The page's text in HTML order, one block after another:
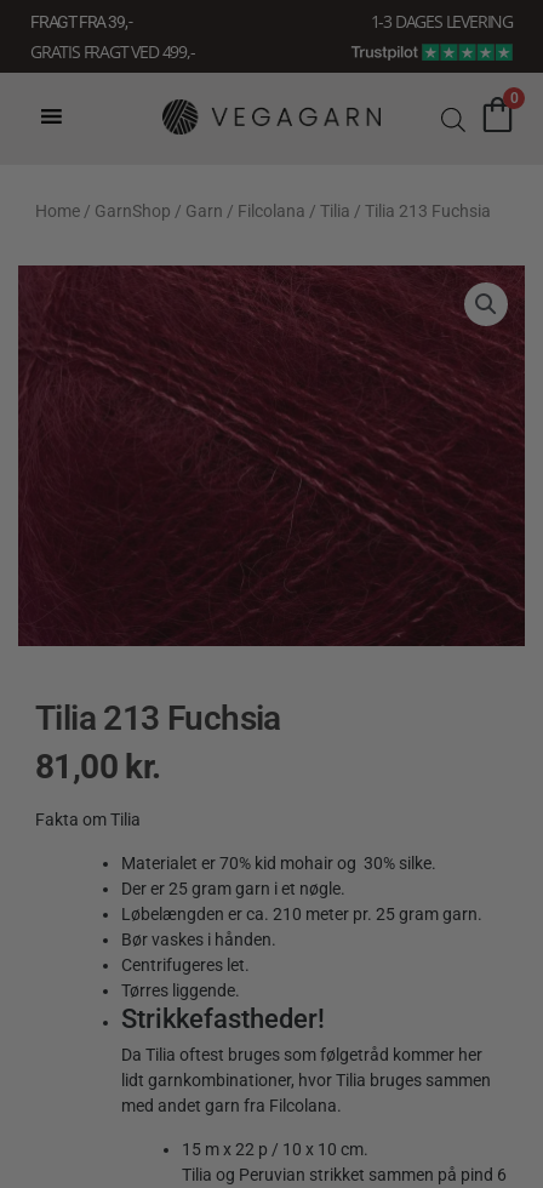
indholdet
FRAGT FRA 39, -
1-3 DAGES LEVERING
GRATIS FRAGT VED 499,-
0
Home / GarnShop / Garn / Filcolana / Tilia / Tilia 213 Fuchsia
Tilia 213 Fuchsia
81,00 kr.
Fakta om Tilia
Materialet er70% kid mohair og 30% silke.
Der er 25 gram garn i et nøgle.
Løbelængden er ca. 210 meter pr. 25 gram garn.
Bør vaskes i hånden.
Centrifugeres let.
Tørres liggende.
Strikkefastheder!
Da Tilia oftest bruges som følgetråd kommer her
lidt garnkombinationer, hvor Tilia bruges sammen
med andet garn fra Filcolana.
15 m x 22 p / 10 x 10 cm.
Tilia og Peruvian strikket sammen på pind 6